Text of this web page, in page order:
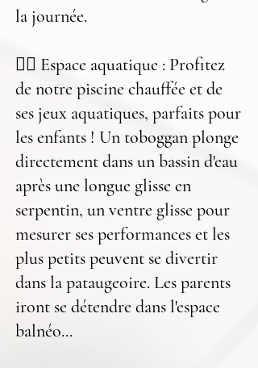
la journée.
🏊‍♂️ Espace aquatique : Profitez
de notre piscine chauffée et de
ses jeux aquatiques, parfaits pour
les enfants ! Un toboggan plonge
directement dans un bassin d'eau
après une longue glisse en
serpentin, un ventre glisse pour
mesurer ses performances et les
plus petits peuvent se divertir
dans la pataugeoire. Les parents
iront se détendre dans l'espace
balnéo...